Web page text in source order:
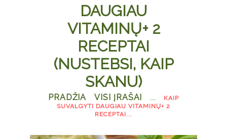
DAUGIAU
VITAMINŲ+ 2
RECEPTAI
(NUSTEBSI, KAIP
SKANU)
PRADŽIA VISI ĮRAŠAI ...
KAIP
SUVALGYTI DAUGIAU VITAMINŲ+ 2
RECEPTAI...
KONTAKTAI